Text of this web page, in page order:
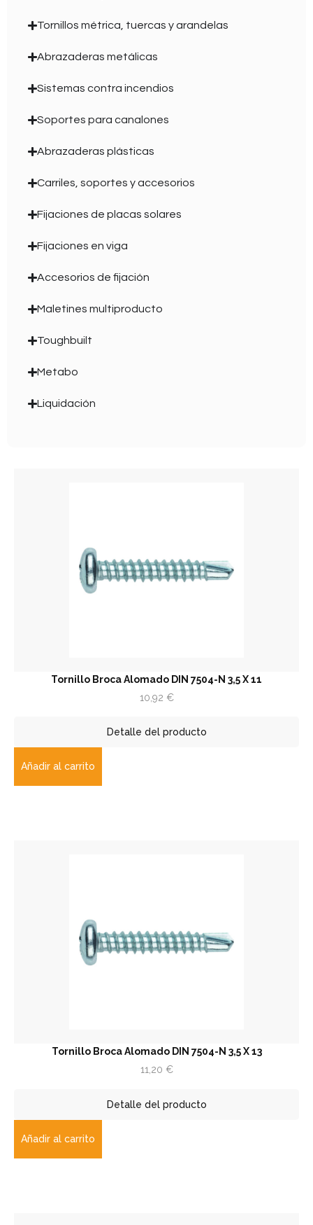
Tornillos métrica, tuercas y arandelas
Abrazaderas metálicas
Sistemas contra incendios
Soportes para canalones
Abrazaderas plásticas
Carriles, soportes y accesorios
Fijaciones de placas solares
Fijaciones en viga
Accesorios de fijación
Maletines multiproducto
Toughbuilt
Metabo
Liquidación
Tornillo Broca Alomado DIN 7504-N 3,5 X 11
10,92 €
Detalle del producto
Añadir al carrito
Tornillo Broca Alomado DIN 7504-N 3,5 X 13
11,20 €
Detalle del producto
Añadir al carrito